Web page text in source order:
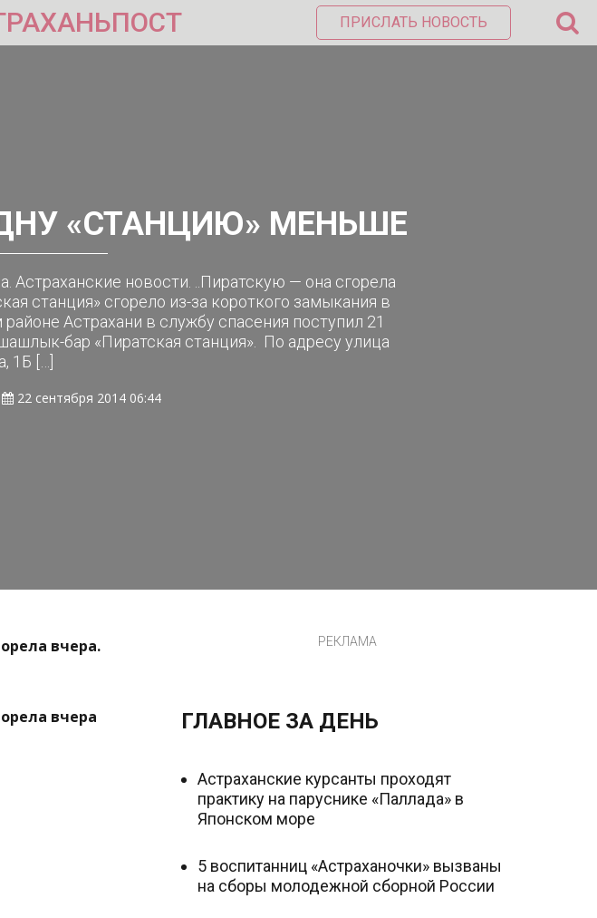
ПРИСЛАТЬ НОВОСТЬ
«СТАНЦИЮ» МЕНЬШЕ
Астраханские новости. ..Пиратскую — она сгорела
станция» сгорело из-за короткого замыкания в
Астрахани в службу спасения поступил 21
бар «Пиратская станция». По адресу улица
1Б […]
22 сентября 2014 06:44
вчера.
вчера
РЕКЛАМА
ГЛАВНОЕ ЗА ДЕНЬ
Астраханские курсанты проходят
практику на паруснике «Паллада» в
Японском море
5 воспитанниц «Астраханочки» вызваны
на сборы молодежной сборной России